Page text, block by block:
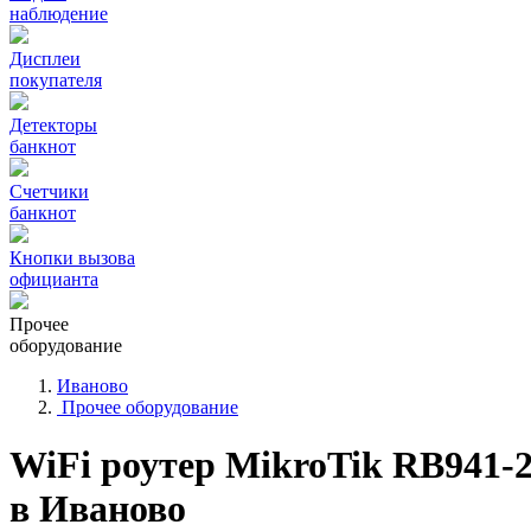
наблюдение
Дисплеи
покупателя
Детекторы
банкнот
Счетчики
банкнот
Кнопки вызова
официанта
Прочее
оборудование
Иваново
Прочее оборудование
WiFi роутер MikroTik RB941-
в Иваново